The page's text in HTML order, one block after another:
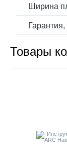
Ширина
Гарантия,
Товары